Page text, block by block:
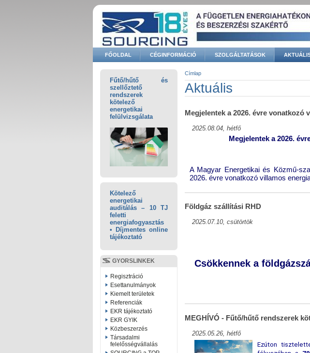
FŐOLDAL CÉGINFORMÁCIÓ SZOLGÁLTATÁSOK
Keresés űrlap
Fűtő/hűtő és
szellőztető
rendszerek
kötelező
energetikai
felülvizsgálata
Kötelező
energetikai
auditálás – 10 TJ
feletti
energiafogyasztás
• Díjmentes online
tájékoztató
GYORSLINKEK
Regisztráció
Esettanulmányok
Kiemelt területek
Referenciák
EKR tájékoztató
EKR GYIK
Közbeszerzés
Társadalmi
felelősségvállalás
Jelenlegi hely
Címlap
Aktuális
Megjelentek a 2026. évre
2025.08.04, hétfő
Megjelentek a 2026.
A Magyar Energetikai és Közmű-
2026. évre vonatkozó villamos
Földgáz szállítási RHD
2025.07.10, csütörtök
Csökkennek a
MEGHÍVÓ - Fűtő/hűtő rendszerek
2025.05.26, hétfő
Ezúton